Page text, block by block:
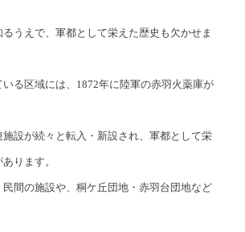
うえで、軍都として栄えた歴史も欠かせま
る区域には、1872年に陸軍の赤羽火薬庫が
設が続々と転入・新設され、軍都として栄
ります。
間の施設や、桐ケ丘団地・赤羽台団地など